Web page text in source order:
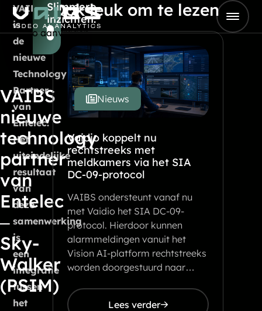
Skip to content
Go to Home
VAIBS
nieuwe
technology
partner
van
Entelec
–
Sky-
Walker
(PSIM)
VAIBS
is
de
nieuwe
Technology
Partner
van
Entelec.
Het
uiteindelijke
resultaat
van
deze
samenwerking
is
een
integratie
tussen
het
Slimmere
inzichten.
Demo aanvragen
Ook leuk om te lezen
Vaidio koppelt nu
rechtstreeks met
meldkamers via het SIA
DC-09-protocol
VAIBS ondersteunt vanaf nu
met Vaidio het SIA DC-09-
protocol. Hierdoor kunnen
alarmmeldingen vanuit het
Vision AI-platform rechtstreeks
worden doorgestuurd naar…
Lees verder
Nieuws